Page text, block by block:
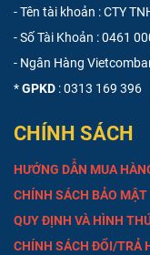
khác nhau:
Thi công dân
nội thất, ngoại
xưởng diện tích
Xử lý bề mặt:
Công trình quy
cư, khu đô thị
Những lưu ý
Để máy hoạt động bền
- Tên tài khoản : CTY
- Số Tài Khoản :0461
- Ngân Hàng
*GPKD : 0313 169 396
CHÍNH SÁCH
HƯỚNG DẪN MUA
CHÍNH SÁCH BẢO
QUY ĐỊNH VÀ HÌNH
CHÍNH SÁCH ĐỔI/TRẢ